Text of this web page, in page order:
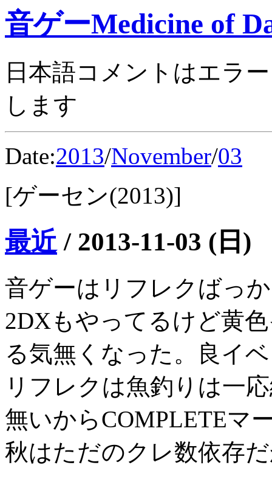
音ゲーMedicine of
日本語コメントはエラ
します
Date:2013/November/03
[ゲーセン(2013)]
最近/ 2013-11-03 (日)
音ゲーはリフレクばっ
2DXもやってるけど黄
る気無くなった。良イ
リフレクは魚釣りは一
無いからCOMPLETEマ
秋はただのクレ数依存